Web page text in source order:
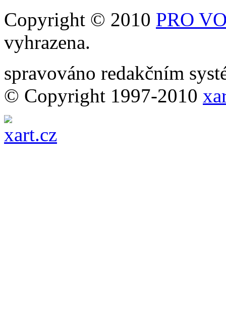
Copyright © 2010 PRO
vyhrazena.
spravováno redakčním
© Copyright 1997-2010